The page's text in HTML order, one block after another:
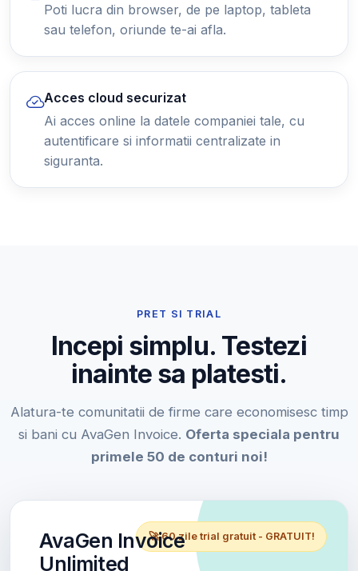
Poti lucra din browser, de pe laptop, tableta
sau telefon, oriunde te-ai afla.
Acces cloud securizat
Ai acces online la datele companiei tale, cu
autentificare si informatii centralizate in
siguranta.
PRET SI TRIAL
Incepi simplu. Testezi
inainte sa platesti.
Alatura-te comunitatii de firme care economisesc timp
si bani cu AvaGen Invoice. Oferta speciala pentru
primele 50 de conturi noi!
🚀 60 zile trial gratuit - GRATUIT!
AvaGen Invoice
Unlimited